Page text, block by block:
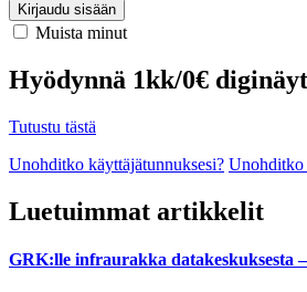
Kirjaudu sisään
Muista minut
Hyödynnä 1kk/0€
Tutustu tästä
Unohditko käyttäjätunnuksesi? Unohditko
Luetuimmat artikkelit
GRK:lle infraurakka datakeskuksesta